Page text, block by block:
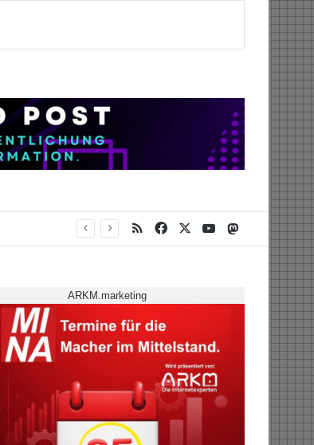
RSS Facebook YouTubeMastodon
ARKM.marketing